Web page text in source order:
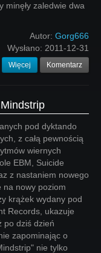
zaledwie dwa
Autor: Gorg666
Wysłano: 2011-12-31
Więcej Komentarz
pod dyktando
z całą pewnością
wiernych
EBM, Suicide
z nastaniem nowego
na nowy poziom
krążek wydany pod
Records, ukazuje
po dziś dzień
zapominając o
nie tylko